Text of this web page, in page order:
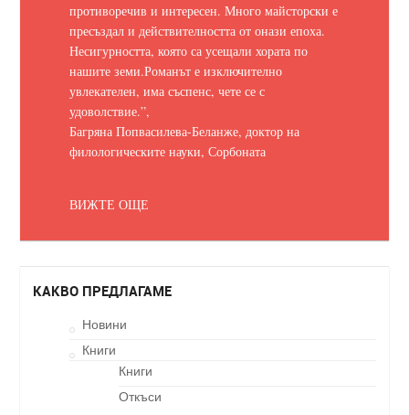
противоречив и интересен. Много майсторски е
пресъздал и действителността от онази епоха.
Несигурността, която са усещали хората по
нашите земи.Романът е изключително
увлекателен, има съспенс, чете се с
удоволствие.”,
Багряна Попвасилева-Беланже, доктор на
филологическите науки, Сорбоната
ВИЖТЕ ОЩЕ
КАКВО ПРЕДЛАГАМЕ
Новини
Книги
Книги
Откъси